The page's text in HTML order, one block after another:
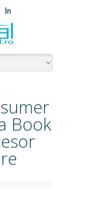
I
Book